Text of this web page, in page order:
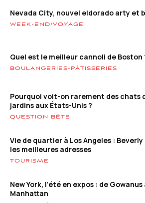
Nevada City, nouvel eldorado arty et
WEEK-END/VOYAGE
Quel est le meilleur cannoli de Boston
BOULANGERIES-PÂTISSERIES
Pourquoi voit-on rarement des chats
jardins aux États-Unis ?
QUESTION BÊTE
Vie de quartier à Los Angeles : Beverly
les meilleures adresses
TOURISME
New York, l’été en expos : de Gowanus
Manhattan